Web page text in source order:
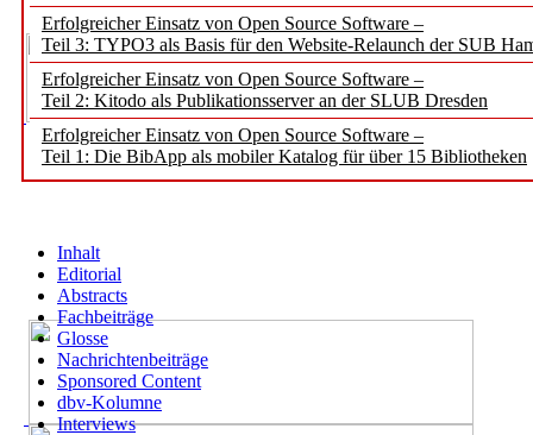
Erfolgreicher Einsatz von Open Source Software –
Teil 3: TYPO3 als Basis für den Website-Relaunch der SUB
Erfolgreicher Einsatz von Open Source Software –
Teil 2: Kitodo als Publikationsserver an der SLUB Dresden
Erfolgreicher Einsatz von Open Source Software –
Teil 1: Die BibApp als mobiler Katalog für über 15 Bibliotheken
Inhalt
Editorial
Abstracts
Fachbeiträge
Glosse
Nachrichtenbeiträge
Sponsored Content
dbv-Kolumne
Interviews